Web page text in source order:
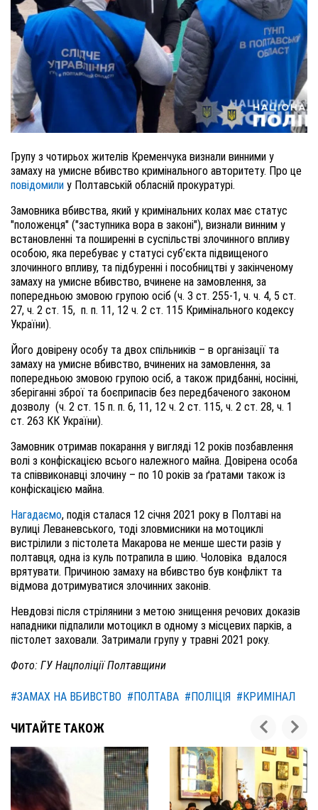
Групу з чотирьох жителів Кременчука визнали винними у
замаху на умисне вбивство кримінального авторитету. Про це
повідомили у Полтавській обласній прокуратурі.
Замовника вбивства, який у кримінальних колах має статус
"положенця" ("заступника вора в законі"), визнали винним у
встановленні та поширенні в суспільстві злочинного впливу
особою, яка перебуває у статусі суб’єкта підвищеного
злочинного впливу, та підбуренні і пособництві у закінченому
замаху на умисне вбивство, вчинене на замовлення, за
попередньою змовою групою осіб (ч. 3 ст. 255-1, ч. ч. 4, 5 ст.
27, ч. 2 ст. 15, п. п. 11, 12 ч. 2 ст. 115 Кримінального кодексу
України).
Його довірену особу та двох спільників – в організації та
замаху на умисне вбивство, вчинених на замовлення, за
попередньою змовою групою осіб, а також придбанні, носінні,
зберіганні зброї та боєприпасів без передбаченого законом
дозволу (ч. 2 ст. 15 п. п. 6, 11, 12 ч. 2 ст. 115, ч. 2 ст. 28, ч. 1
ст. 263 КК України).
Замовник отримав покарання у вигляді 12 років позбавлення
волі з конфіскацією всього належного майна. Довірена особа
та співвиконавці злочину – по 10 років за ґратами також із
конфіскацією майна.
Нагадаємо, подія сталася 12 січня 2021 року в Полтаві на
вулиці Леваневського, тоді зловмисники на мотоциклі
вистрілили з пістолета Макарова не менше шести разів у
полтавця, одна із куль потрапила в шию. Чоловіка вдалося
врятувати. Причиною замаху на вбивство був конфлікт та
відмова дотримуватися злочинних законів.
Невдовзі після стрілянини з метою знищення речових доказів
нападники підпалили мотоцикл в одному з місцевих парків, а
пістолет заховали. Затримали групу у травні 2021 року.
Фото: ГУ Нацполіції Полтавщини
#ЗАМАХ НА ВБИВСТВО #ПОЛТАВА #ПОЛІЦІЯ #КРИМІНАЛ
ЧИТАЙТЕ ТАКОЖ